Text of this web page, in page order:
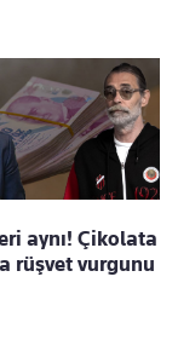
aynı! Çikolata
rüşvet vurgunu